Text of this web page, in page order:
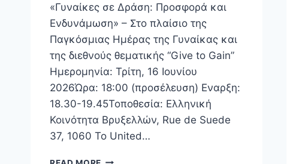
«Γυναίκες σε Δράση: Προσφορά και
Ενδυνάμωση» – Στο πλαίσιο της
Παγκόσμιας Ημέρας της Γυναίκας και
της διεθνούς θεματικής “Give to Gain”
Ημερομηνία: Τρίτη, 16 Ιουνίου
2026Ώρα: 18:00 (προσέλευση) Εναρξη:
18.30-19.45Τοποθεσία: Ελληνική
Κοινότητα Βρυξελλών, Rue de Suede
37, 1060 Το United…